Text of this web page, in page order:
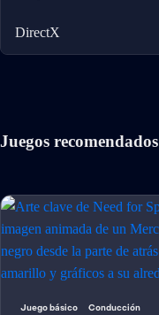
DirectX
Juegos recomendados
Juego básico Conducción